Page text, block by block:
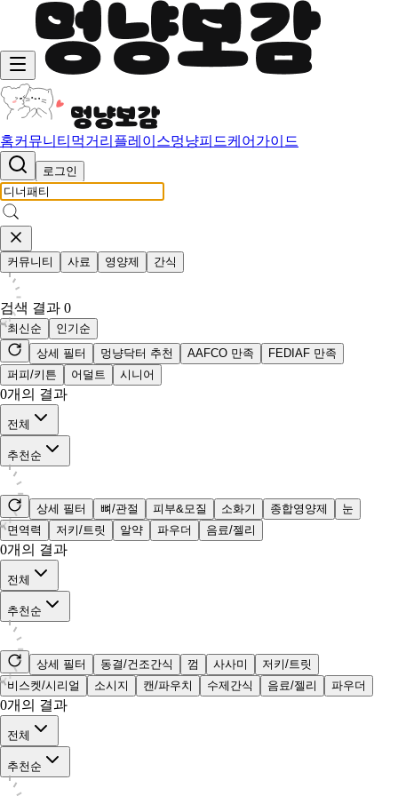
홈커뮤니티 먹거리 플레이스멍냥피드케어가이드
로그인
커뮤니티 사료 영양제 간식
검색 결과 0
최신순
인기순
상세 필터
멍냥닥터 추천 AAFCO 만족
FEDIAF 만족
퍼피/키튼
어덜트 시니어
0개의 결과
전체
추천순
상세 필터 뼈/관절 피부&모질 소화기 종합영양제
눈
면역력
저키/트릿 알약 파우더 음료/젤리
0개의 결과
전체
추천순
상세 필터 동결/건조간식 껌 사사미
저키/트릿
비스켓/시리얼
소시지 캔/파우치 수제간식 음료/젤리 파우더
0개의 결과
전체
추천순